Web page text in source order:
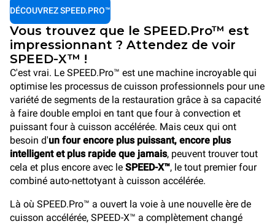
DÉCOUVREZ SPEED.PRO™
Vous trouvez que le SPEED.Pro™ est
impressionnant ? Attendez de voir
SPEED-X™ !
C'est vrai. Le SPEED.Pro™ est une machine incroyable qui
optimise les processus de cuisson professionnels pour une
variété de segments de la restauration grâce à sa capacité
à faire double emploi en tant que four à convection et
puissant four à cuisson accélérée. Mais ceux qui ont
besoin d'un four encore plus puissant, encore plus
intelligent et plus rapide que jamais, peuvent trouver tout
cela et plus encore avec le SPEED-X™, le tout premier four
combiné auto-nettotyant à cuisson accélérée.
Là où SPEED.Pro™ a ouvert la voie à une nouvelle ère de
cuisson accélérée, SPEED-X™ a complètement changé